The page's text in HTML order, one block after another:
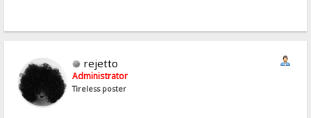
rejetto
Administrator
Tireless poster